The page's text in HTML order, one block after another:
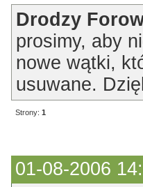
Drodzy
prosimy, aby
nowe wątki,
usuwane.
Strony: 1
01-08-2006